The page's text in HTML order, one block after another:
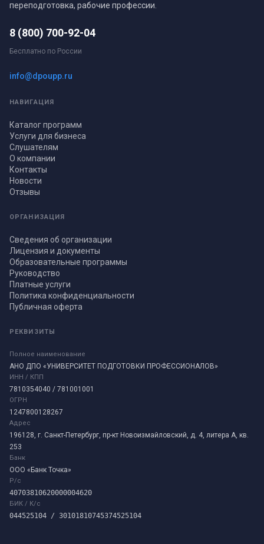
переподготовка, рабочие профессии.
8 (800) 700-92-04
Бесплатно по России
info@dpoupp.ru
НАВИГАЦИЯ
Каталог программ
Услуги для бизнеса
Слушателям
О компании
Контакты
Новости
Отзывы
ОРГАНИЗАЦИЯ
Сведения об организации
Лицензия и документы
Образовательные программы
Руководство
Платные услуги
Политика конфиденциальности
Публичная оферта
РЕКВИЗИТЫ
Полное наименование
АНО ДПО «УНИВЕРСИТЕТ ПОДГОТОВКИ ПРОФЕССИОНАЛОВ»
ИНН / КПП
7810354040 / 781001001
ОГРН
1247800128267
Адрес
196128, г. Санкт-Петербург, пр-кт Новоизмайловский, д. 4, литера А, кв.
253
Банк
ООО «Банк Точка»
Р/с
40703810620000004620
БИК / К/с
044525104 / 30101810745374525104